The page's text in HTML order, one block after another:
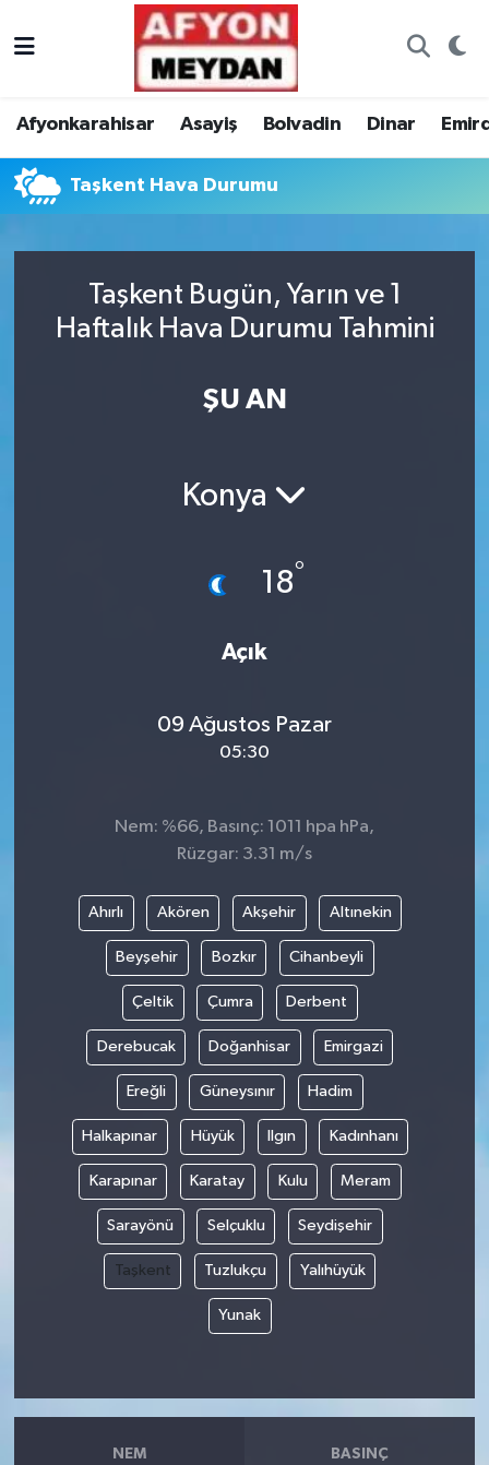
Afyonkarahisar Asayiş Bolvadin Dinar
Taşkent Hava Durumu
Taşkent Bugün, Yarın ve 1
Haftalık Hava Durumu Tahmini
ŞU AN
Konya
18°
Açık
09 Ağustos Pazar
05:30
Nem: %66, Basınç: 1011 hpa hPa,
Rüzgar: 3.31 m/s
Ahırlı Akören Akşehir Altınekin
Beyşehir Bozkır Cihanbeyli
Çeltik Çumra Derbent
Derebucak Doğanhisar Emirgazi
Ereğli Güneysınır Hadim
Halkapınar Hüyük Ilgın Kadınhanı
Karapınar Karatay Kulu Meram
Sarayönü Selçuklu Seydişehir
Taşkent Tuzlukçu Yalıhüyük
Yunak
NEM BASINÇ
Nöbetçi Eczaneler
Trafik Durumu
Süper Lig Puan Durumu ve Fikstür
Tüm Manşetler